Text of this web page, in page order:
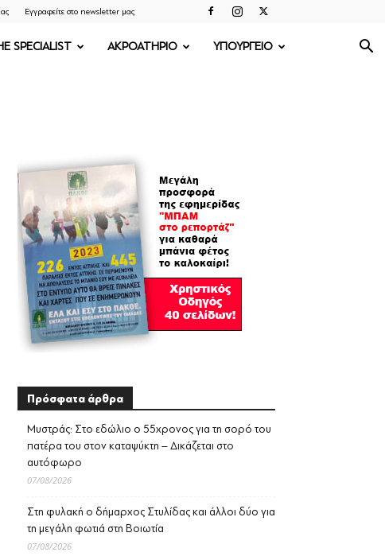
Εγγραφείτε στο newsletter μας
SPECIALIST ΑΚΡΟΑΤΗΡΙΟ ΥΠΟΥΡΓΕΙΟ
Πρόσφατα άρθρα
Μυστράς: Στο εδώλιο ο 55χρονος για τη σορό του
πατέρα του στον καταψύκτη – Δικάζεται στο
αυτόφωρο
07/08/2026
Στη φυλακή ο δήμαρχος Στυλίδας και άλλοι δύο για
τη μεγάλη φωτιά στη Βοιωτία
07/08/2026